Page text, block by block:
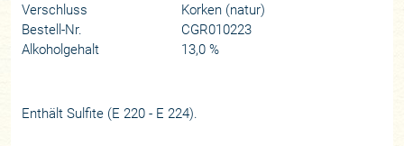
Verschluss
Korken (natur)
Bestell-Nr.
CGR010223
Alkoholgehalt
13,0 %
Enthält Sulfite (E 220 - E 224).